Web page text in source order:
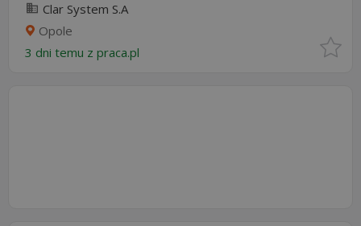
Clar System S.A
Opole
3 dni temu z praca.pl